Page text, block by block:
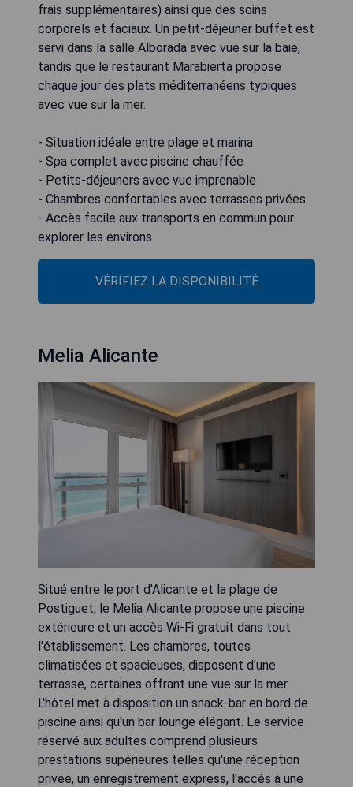
frais supplémentaires) ainsi que des soins
corporels et faciaux. Un petit-déjeuner buffet est
servi dans la salle Alborada avec vue sur la baie,
tandis que le restaurant Marabierta propose
chaque jour des plats méditerranéens typiques
avec vue sur la mer.
- Situation idéale entre plage et marina
- Spa complet avec piscine chauffée
- Petits-déjeuners avec vue imprenable
- Chambres confortables avec terrasses privées
- Accès facile aux transports en commun pour
explorer les environs
VÉRIFIEZ LA DISPONIBILITÉ
Melia Alicante
Situé entre le port d'Alicante et la plage de
Postiguet, le Melia Alicante propose une piscine
extérieure et un accès Wi-Fi gratuit dans tout
l'établissement. Les chambres, toutes
climatisées et spacieuses, disposent d'une
terrasse, certaines offrant une vue sur la mer.
L'hôtel met à disposition un snack-bar en bord de
piscine ainsi qu'un bar lounge élégant. Le service
réservé aux adultes comprend plusieurs
prestations supérieures telles qu'une réception
privée, un enregistrement express, l'accès à une